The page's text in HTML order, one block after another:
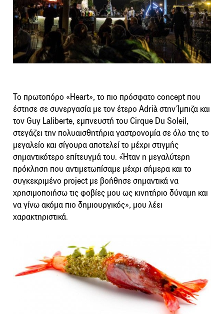
Το πρωτοπόρο «Heart», το πιο πρόσφατο concept που
έστησε σε συνεργασία με τον έτερο Adrià στην Ίμπιζα και
τον Guy Laliberte, εμπνευστή του Cirque Du Soleil,
στεγάζει την πολυαισθητήρια γαστρονομία σε όλο της το
μεγαλείο και σίγουρα αποτελεί το μέχρι στιγμής
σημαντικότερο επίτευγμά του. «Ήταν η μεγαλύτερη
πρόκληση που αντιμετωπίσαμε μέχρι σήμερα και το
συγκεκριμένο project με βοήθησε σημαντικά να
χρησιμοποιήσω τις φοβίες μου ως κινητήριο δύναμη και
να γίνω ακόμα πιο δημιουργικός», μου λέει
χαρακτηριστικά.